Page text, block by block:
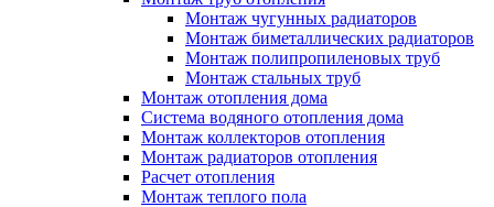
Монтаж чугунных радиаторов
Монтаж биметаллических радиаторов
Монтаж полипропиленовых труб
Монтаж стальных труб
Монтаж отопления дома
Система водяного отопления дома
Монтаж коллекторов отопления
Монтаж радиаторов отопления
Расчет отопления
Монтаж теплого пола